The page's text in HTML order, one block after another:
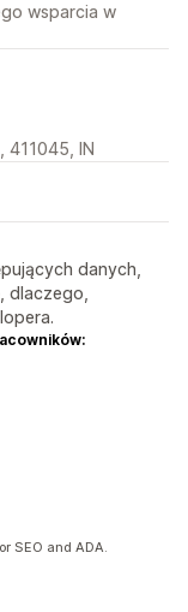
wsparcia w
411045, IN
danych,
dlaczego,
SEO and ADA.